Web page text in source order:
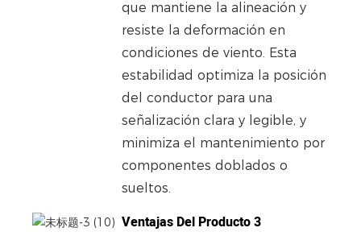
que mantiene la alineación y
resiste la deformación en
condiciones de viento. Esta
estabilidad optimiza la posición
del conductor para una
señalización clara y legible, y
minimiza el mantenimiento por
componentes doblados o
sueltos.
Ventajas Del Producto 3